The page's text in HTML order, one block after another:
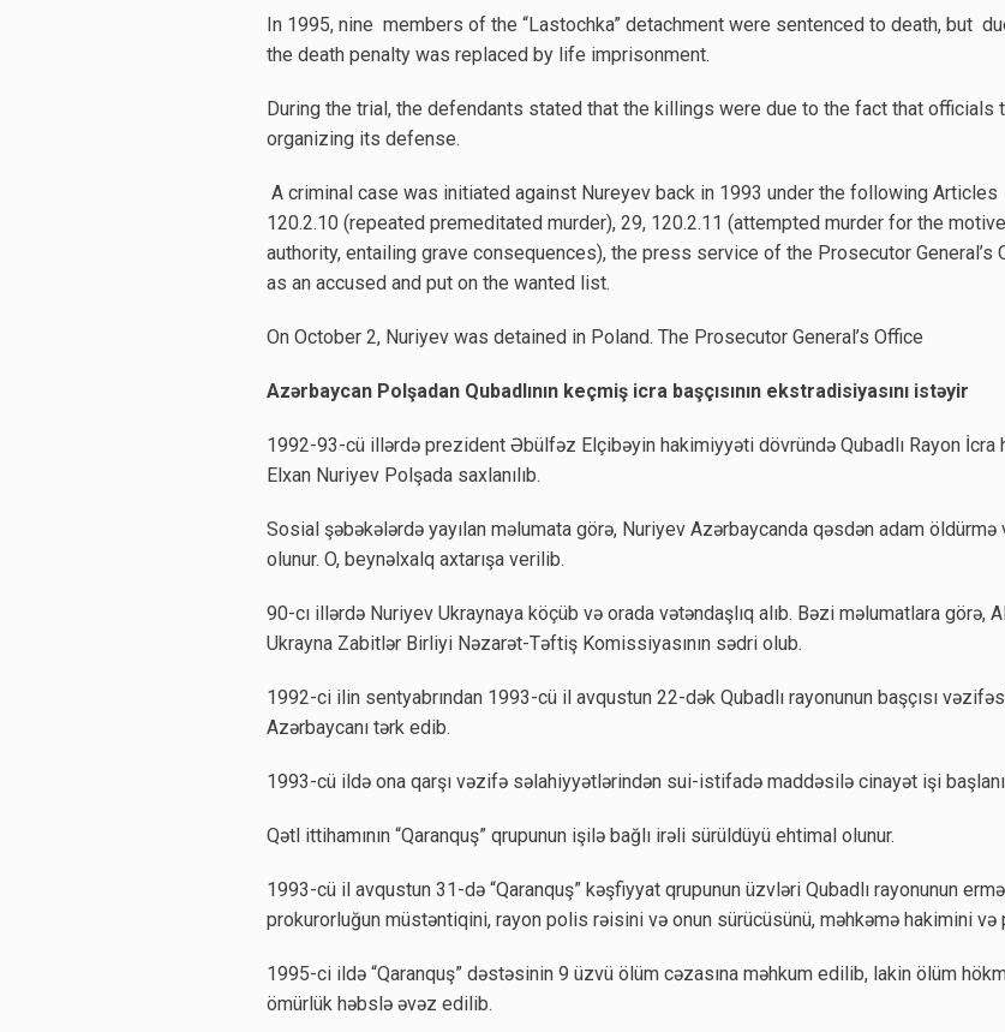
In 1995, nine members of the “Lastochka” detachment were sentenced to death, but
the death penalty was replaced by life imprisonment.
During the trial, the defendants stated that the killings were due to the fact that
organizing its defense.
A criminal case was initiated against Nureyev back in 1993 under the following
120.2.10 (repeated premeditated murder), 29, 120.2.11 (attempted murder for the
authority, entailing grave consequences), the press service of the Prosecutor General’s
as an accused and put on the wanted list.
On October 2, Nuriyev was detained in Poland. The Prosecutor General’s Office
Azərbaycan Polşadan Qubadlının keçmiş icra başçısının ekstradisiyasını istəyir
1992-93-cü illərdə prezident Əbülfəz Elçibəyin hakimiyyəti dövründə Qubadlı Rayon İcra
Elxan Nuriyev Polşada saxlanılıb.
Sosial şəbəkələrdə yayılan məlumata görə, Nuriyev Azərbaycanda qəsdən adam
olunur. O, beynəlxalq axtarışa verilib.
90-cı illərdə Nuriyev Ukraynaya köçüb və orada vətəndaşlıq alıb. Bəzi məlumatlara görə,
Ukrayna Zabitlər Birliyi Nəzarət-Təftiş Komissiyasının sədri olub.
1992-ci ilin sentyabrından 1993-cü il avqustun 22-dək Qubadlı rayonunun başçısı
Azərbaycanı tərk edib.
1993-cü ildə ona qarşı vəzifə səlahiyyətlərindən sui-istifadə maddəsilə cinayət işi
Qətl ittihamının “Qaranquş” qrupunun işilə bağlı irəli sürüldüyü ehtimal olunur.
1993-cü il avqustun 31-də “Qaranquş” kəşfiyyat qrupunun üzvləri Qubadlı rayonunun
prokurorluğun müstəntiqini, rayon polis rəisini və onun sürücüsünü, məhkəmə hakimini və
1995-ci ildə “Qaranquş” dəstəsinin 9 üzvü ölüm cəzasına məhkum edilib, lakin ölüm
ömürlük həbslə əvəz edilib.